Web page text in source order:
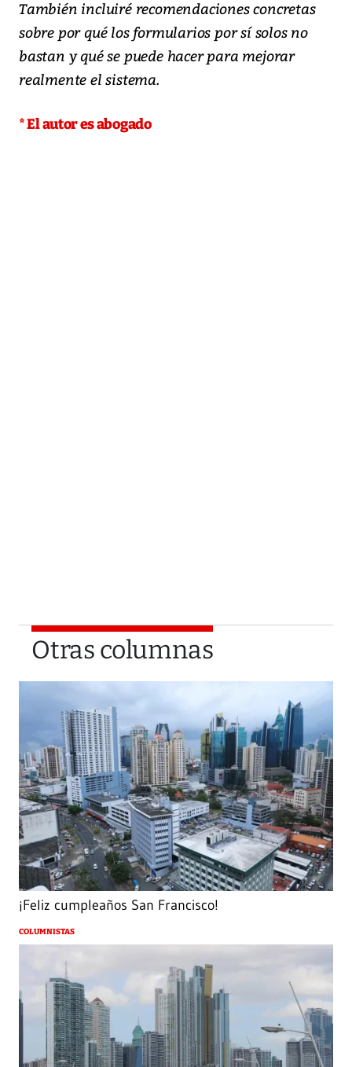
También incluiré recomendaciones concretas
sobre por qué los formularios por sí solos no
bastan y qué se puede hacer para mejorar
realmente el sistema.
* El autor es abogado
Otras columnas
¡Feliz cumpleaños San Francisco!
COLUMNISTAS